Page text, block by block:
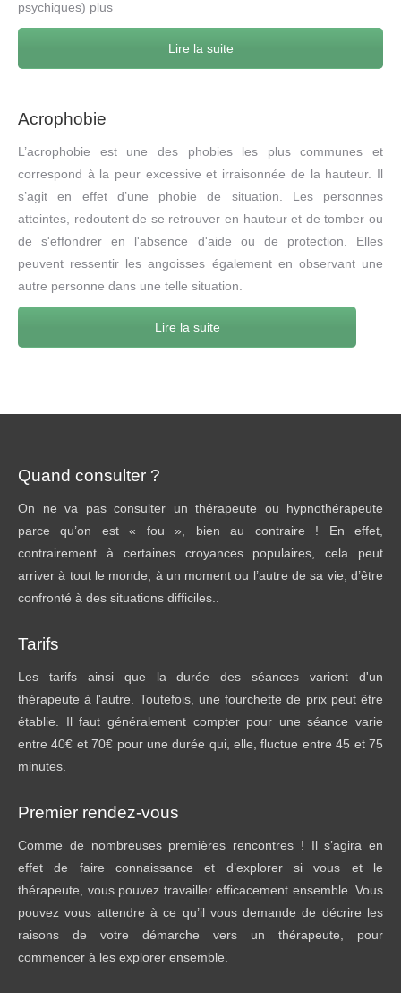
psychiques) plus
Lire la suite
Acrophobie
L’acrophobie est une des phobies les plus communes et
correspond à la peur excessive et irraisonnée de la hauteur. Il
s’agit en effet d’une phobie de situation. Les personnes
atteintes, redoutent de se retrouver en hauteur et de tomber ou
de s'effondrer en l'absence d'aide ou de protection. Elles
peuvent ressentir les angoisses également en observant une
autre personne dans une telle situation.
Lire la suite
Quand consulter ?
On ne va pas consulter un thérapeute ou hypnothérapeute
parce qu’on est « fou », bien au contraire ! En effet,
contrairement à certaines croyances populaires, cela peut
arriver à tout le monde, à un moment ou l’autre de sa vie, d’être
confronté à des situations difficiles..
Tarifs
Les tarifs ainsi que la durée des séances varient d'un
thérapeute à l'autre. Toutefois, une fourchette de prix peut être
établie. Il faut généralement compter pour une séance varie
entre 40€ et 70€ pour une durée qui, elle, fluctue entre 45 et 75
minutes.
Premier rendez-vous
Comme de nombreuses premières rencontres ! Il s’agira en
effet de faire connaissance et d’explorer si vous et le
thérapeute, vous pouvez travailler efficacement ensemble. Vous
pouvez vous attendre à ce qu’il vous demande de décrire les
raisons de votre démarche vers un thérapeute, pour
commencer à les explorer ensemble.